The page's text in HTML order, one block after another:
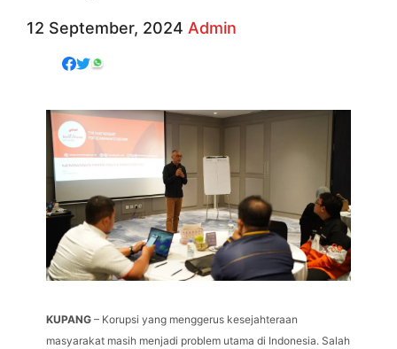
12 September, 2024 Admin
KUPANG – Korupsi yang menggerus kesejahteraan
masyarakat masih menjadi problem utama di Indonesia. Salah